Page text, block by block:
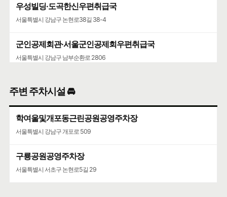
우성빌딩·도곡한신우편취급국
서울특별시 강남구 논현로38길 38-4
군인공제회관·서울군인공제회우편취급국
서울특별시 강남구 남부순환로 2806
서울특별시 강남구 역삼로 239
은마아파트
서울특별시 강남구 삼성로 212
주변 주차시설 🚘
학여울및개포동근린공원공영주차장
서울특별시 강남구 개포로 509
구룡공원공영주차장
서울특별시 서초구 논현로5길 29